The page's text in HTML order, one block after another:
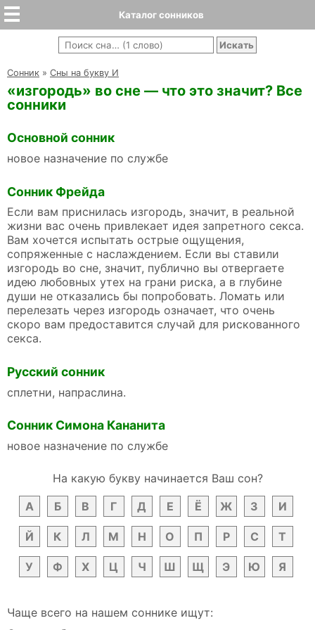
Каталог сонников
Cонник » Сны на букву И
«изгородь» во сне — что это значит? Все
сонники
Основной сонник
новое назначение по службе
Сонник Фрейда
Если вам приснилась изгородь, значит, в реальной
жизни вас очень привлекает идея запретного секса.
Вам хочется испытать острые ощущения,
сопряженные с наслаждением. Если вы ставили
изгородь во сне, значит, публично вы отвергаете
идею любовных утех на грани риска, а в глубине
души не отказались бы попробовать. Ломать или
перелезать через изгородь означает, что очень
скоро вам предоставится случай для рискованного
секса.
Русский сонник
сплетни, напраслина.
Сонник Симона Кананита
новое назначение по службе
На какую букву начинается Ваш сон?
А
Б В Г Д Е Ё Ж З И
Й К Л М Н О П Р С Т
У Ф Х Ц Ч Ш Щ Э Ю Я
Чаще всего на нашем соннике ищут: